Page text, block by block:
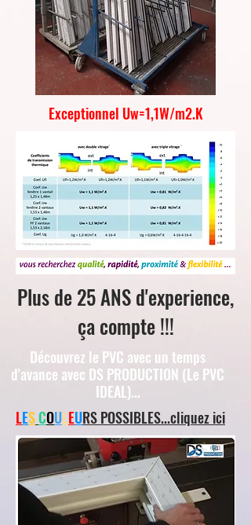
Exceptionnel Uw=1,1W/m2.K
Plus de 25 ANS d'experience,
ça compte !!!
Découvrez le PVC avec un temps
d'avance avec DS PRODUCTION (Le PVC
IDEAL)...
LESCOULEURS POSSIBLES...cliquez ici